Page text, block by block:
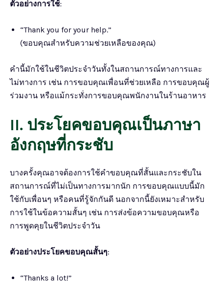
ตัวอย่างการใช้:
“Thank you for your help.”
(ขอบคุณสำหรับความช่วยเหลือของคุณ)
คำนี้มักใช้ในชีวิตประจำวันทั้งในสถานการณ์ทางการและ
ไม่ทางการ เช่น การขอบคุณเพื่อนที่ช่วยเหลือ การขอบคุณผู้
ร่วมงาน หรือแม้กระทั่งการขอบคุณพนักงานในร้านอาหาร
II. ประโยคขอบคุณเป็นภาษา
อังกฤษที่กระชับ
บางครั้งคุณอาจต้องการใช้คำขอบคุณที่สั้นและกระชับใน
สถานการณ์ที่ไม่เป็นทางการมากนัก การขอบคุณแบบนี้มัก
ใช้กับเพื่อนๆ หรือคนที่รู้จักกันดี นอกจากนี้ยังเหมาะสำหรับ
การใช้ในข้อความสั้นๆ เช่น การส่งข้อความขอบคุณหรือ
การพูดคุยในชีวิตประจำวัน
ตัวอย่างประโยคขอบคุณสั้นๆ:
“Thanks a lot!”